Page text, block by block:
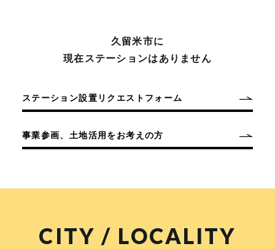
久留米市に
現在ステーションはありません
ステーション設置リクエストフォーム
事業参画、土地活用をお考えの方
CITY / LOCALITY